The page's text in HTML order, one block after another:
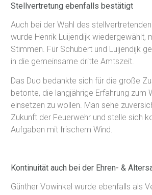
Stellvertretung ebenfalls bestätigt
Auch bei der Wahl des
wurde Henrik Luijendijk wiedergewählt,
Stimmen. Für Schubert und Luijendijk
in die gemeinsame dritte Amtszeit.
Das Duo bedankte sich für die große
betonte, die langjährige Erfahrung zum
einsetzen zu wollen. Man sehe
Zukunft der Feuerwehr und stelle sich
Aufgaben mit frischem Wind.
Kontinuität auch bei der Ehren- &
Günther Vowinkel wurde ebenfalls als